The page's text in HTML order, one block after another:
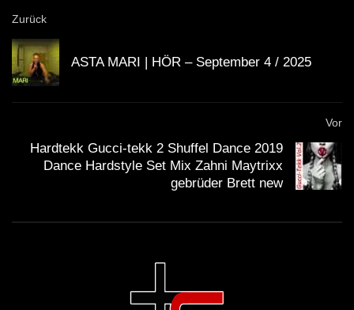
Performancesund beeindruckenden
Bühnenpräsenz.
zehntausende Besucher an und feiert internationale
Europe Music Award, erhalten.
Er engagiert sich auch sozial, unterstützt häufig
Zurück
ASTA MARI | HÖR – September 4 / 2025
Vor
Hardtekk Gucci-tekk 2 Shuffel Dance 2019
Dance Hardstyle Set Mix Zahni Maytrixx
gebrüder Brett new